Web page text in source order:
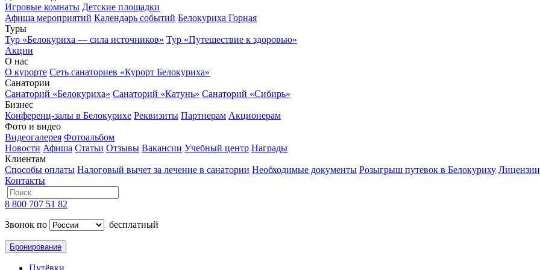
Игровые комнаты Детские площадки
Афиша мероприятий Календарь событий Белокуриха Горная
Туры
Тур «Белокуриха — сила источников» Тур «Путешествие к здоровью»
Акции
О нас
О курорте Сеть санаториев «Курорт Белокуриха»
Санатории
Санаторий «Белокуриха» Санаторий «Катунь» Санаторий «Сибирь»
Бизнес
Конференц-залы в Белокурихе Реквизиты Партнерам Акционерам
Фото и видео
Видеогалерея Фотоальбом
Новости Афиша Статьи Отзывы Вакансии Учебный центр Награды
Клиентам
Способы оплаты Налоговый вычет за лечение в санатории Необходимые документы Розыгрыш путевок в Белокуриху
Контакты
8 800 707 51 82
Звонок по
бесплатный
Бронирование
Путёвки